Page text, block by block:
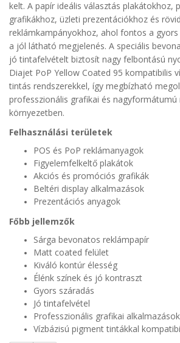
kelt. A papír ideális választás plakátokhoz,
grafikákhoz, üzleti prezentációkhoz és
reklámkampányokhoz, ahol fontos a
a jól látható megjelenés. A speciális
jó tintafelvételt biztosít nagy felbontású
Diajet PoP Yellow Coated 95 kompatibilis
tintás rendszerekkel, így megbízható
professzionális grafikai és
környezetben.
Felhasználási területek
POS és PoP reklámanyagok
Figyelemfelkeltő plakátok
Akciós és promóciós grafikák
Beltéri display alkalmazások
Prezentációs anyagok
Főbb jellemzők
Sárga bevonatos reklámpapír
Matt coated felület
Kiváló kontúr élesség
Élénk színek és jó kontraszt
Gyors száradás
Jó tintafelvétel
Professzionális grafikai
Vízbázisú pigment tintákkal